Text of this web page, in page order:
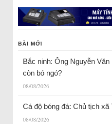
BÀI MỚI
Bắc ninh: Ông Nguyễn
còn bỏ ngỏ?
08/08/2026
Cá độ bóng đá: Chủ tịch
08/08/2026